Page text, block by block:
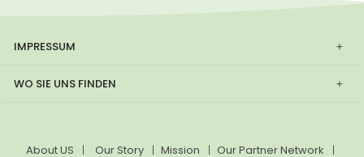
IMPRESSUM
WO SIE UNS FINDEN
About US Our Story Mission Our Partner Network